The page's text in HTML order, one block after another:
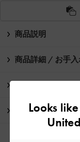
商品説明
商品詳細 / お手
配送 & 返品
Looks